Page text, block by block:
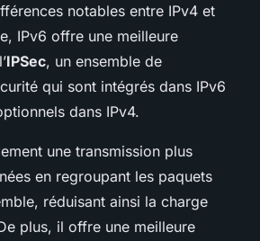
notables entre IPv4 et
IPv6 offre une meilleure
IPSec, un ensemble de
qui sont intégrés dans IPv6
dans IPv4.
une transmission plus
en regroupant les paquets
réduisant ainsi la charge
plus, il offre une meilleure